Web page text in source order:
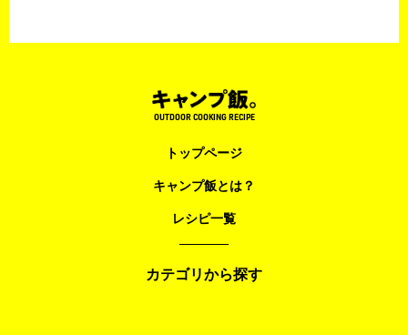
OUTDOOR COOKING RECIPE
トップページ
キャンプ飯とは？
レシピ一覧
カテゴリから探す